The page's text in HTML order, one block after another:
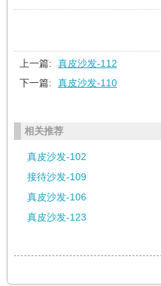
上一篇:
真皮沙发-112
下一篇:
真皮沙发-110
相关推荐
真皮沙发-102
接待沙发-109
真皮沙发-106
真皮沙发-123